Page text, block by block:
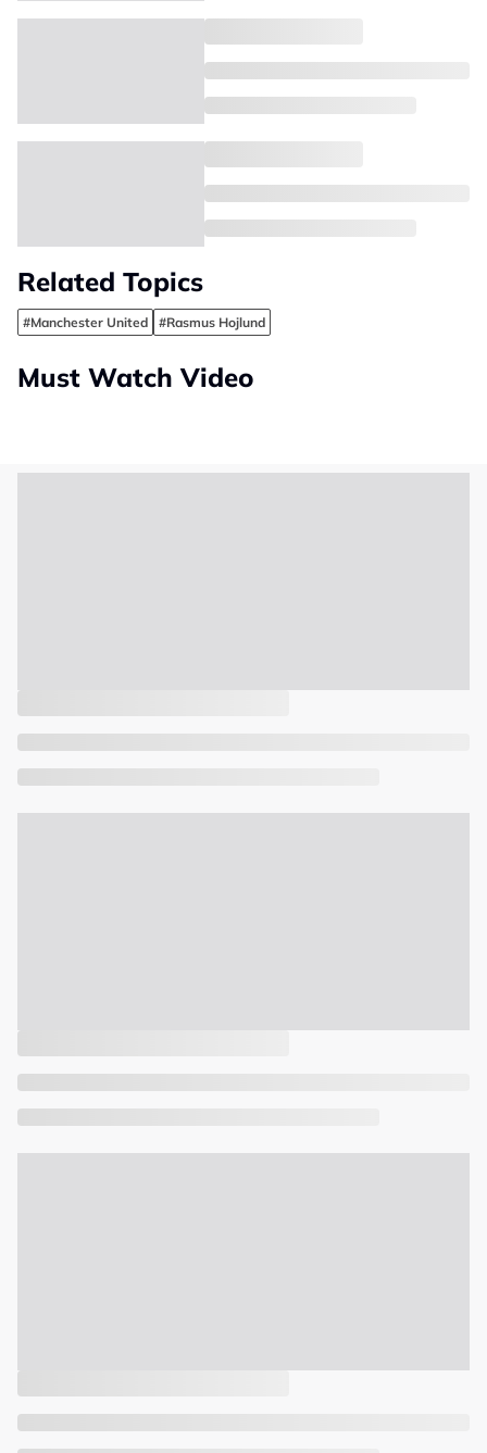
Related Topics
#Manchester United #Rasmus Hojlund
Must Watch Video